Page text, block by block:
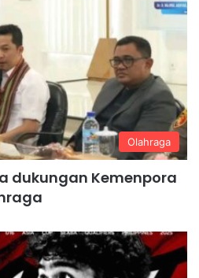
Olahraga
dukungan Kemenpora